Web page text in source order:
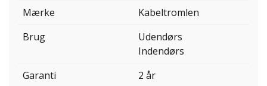
Mærke
Kabeltromlen
Brug
Udendørs
Indendørs
Garanti
2 år